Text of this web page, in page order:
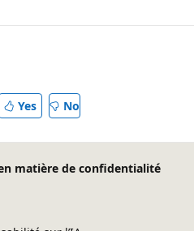
Yes No
matière de confidentialité